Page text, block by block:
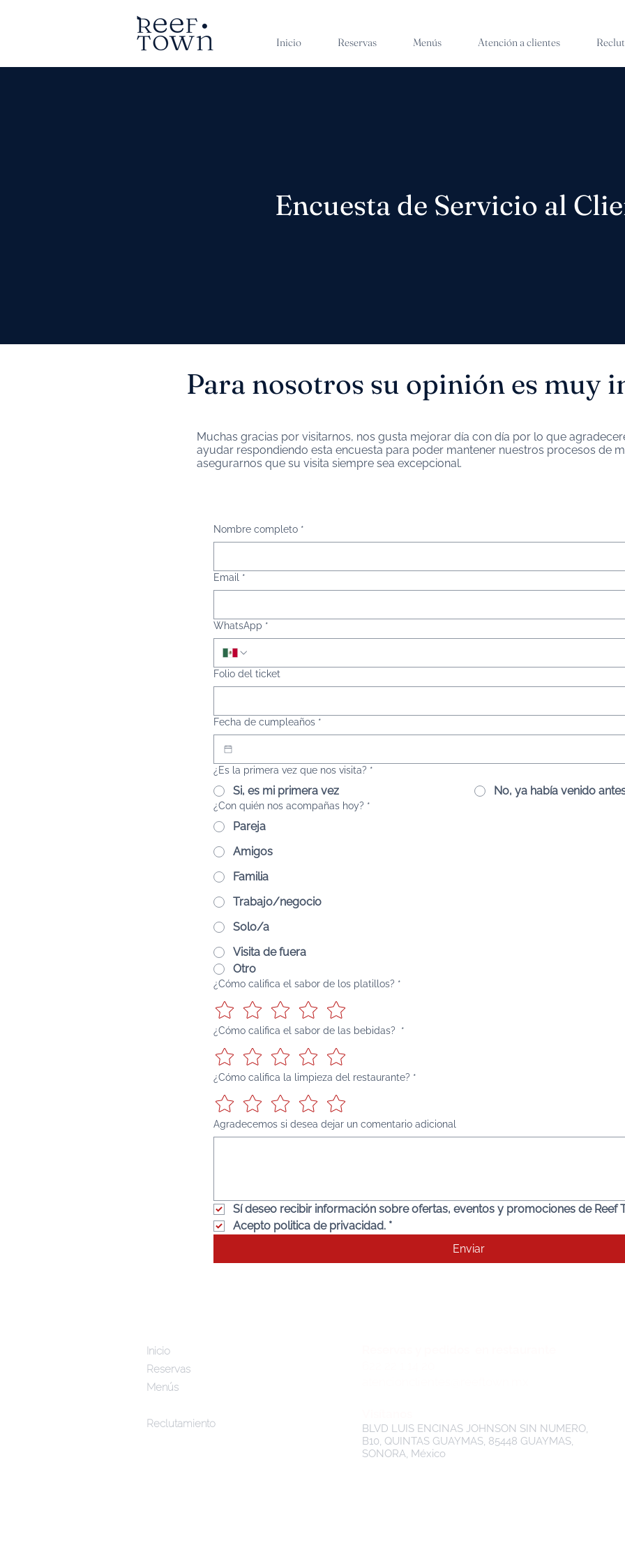
Inicio Reservas Menús Atención a clientes
Encuesta de Servicio al
Para nosotros su opinión es muy
Muchas gracias por visitarnos, nos gusta mejorar día con día por lo que
ayudar respondiendo esta encuesta para poder mantener nuestros procesos de
asegurarnos que su visita siempre sea excepcional.
Nombre completo *
Email *
WhatsApp *
Folio del ticket
Fecha de cumpleaños *
¿Es la primera vez que nos visita? *
Si, es mi primera vez No, ya había venido
¿Con quién nos acompañas hoy? *
Pareja
Amigos
Familia
Trabajo/negocio
Solo/a
Visita de fuera
Otro
¿Cómo califica el sabor de los platillos? *
¿Cómo califica el sabor de las bebidas? *
¿Cómo califica la limpieza del restaurante? *
Agradecemos si desea dejar un comentario adicional
Sí deseo recibir información sobre ofertas, eventos y promociones de Reef
Acepto politica de privacidad. *
Enviar
Inicio
Reservas
Menús
Reclutamiento
BLVD LUIS ENCINAS JOHNSON SIN NUMERO,
B10, QUINTAS GUAYMAS, 85448 GUAYMAS,
SONORA, México